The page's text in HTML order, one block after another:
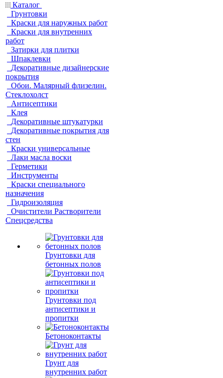
Каталог
Грунтовки
Краски для наружных работ
Краски для внутренних
работ
Затирки для плитки
Шпаклевки
Декоративные дизайнерские
покрытия
Обои. Малярный флизелин.
Стеклохолст
Антисептики
Клея
Декоративные штукатурки
Декоративные покрытия для
стен
Краски универсальные
Лаки масла воски
Герметики
Инструменты
Краски специального
назначения
Гидроизоляция
Очистители Растворители
Спецсредства
Грунтовки для
бетонных полов
Грунтовки под
антисептики и
пропитки
Бетоноконтакты
Грунт для
внутренних работ